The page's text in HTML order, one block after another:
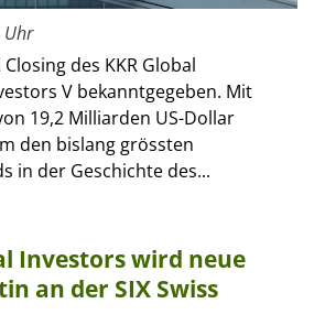
Uhr
des KKR Global
V bekanntgegeben. Mit
19,2 Milliarden US-Dollar
den bislang grössten
in der Geschichte des...
Investors wird neue
an der SIX Swiss